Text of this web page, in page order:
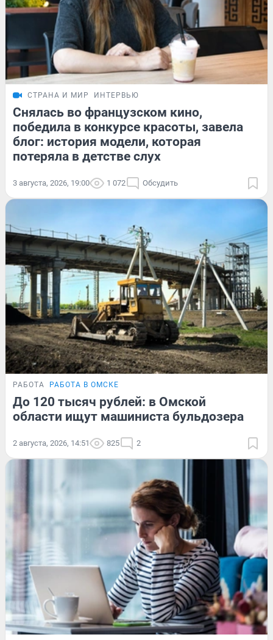
СТРАНА И МИР ИНТЕРВЬЮ
Снялась во французском кино,
победила в конкурсе красоты, завела
блог: история модели, которая
потеряла в детстве слух
3 августа, 2026, 19:00 1 072 Обсудить
РАБОТА РАБОТА В ОМСКЕ
До 120 тысяч рублей: в Омской
области ищут машиниста бульдозера
2 августа, 2026, 14:51 825 2